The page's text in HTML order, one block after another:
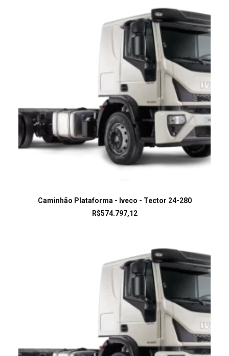
LEIA MAIS
Caminhão Plataforma - Iveco - Tector 24-280
R$574.797,12